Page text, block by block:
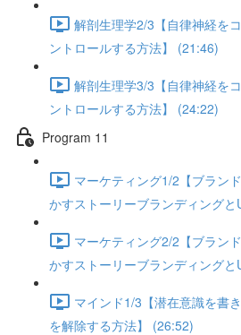
解剖生理学2/3【自律神経を
ントロールする方法】 (21:46)
解剖生理学3/3【自律神経を
ントロールする方法】 (24:22)
Program 11
マーケティング1/2【ブラン
かすストーリーブランディング
マーケティング2/2【ブラン
かすストーリーブランディング
マインド1/3【潜在意識を書
を解除する方法】 (26:52)